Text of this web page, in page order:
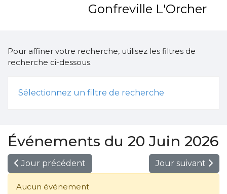
Gonfreville L'Orcher
Pour affiner votre recherche, utilisez les filtres de
recherche ci-dessous.
Sélectionnez un filtre de recherche
Événements du 20 Juin 2026
Jour précédent Jour suivant
Aucun événement